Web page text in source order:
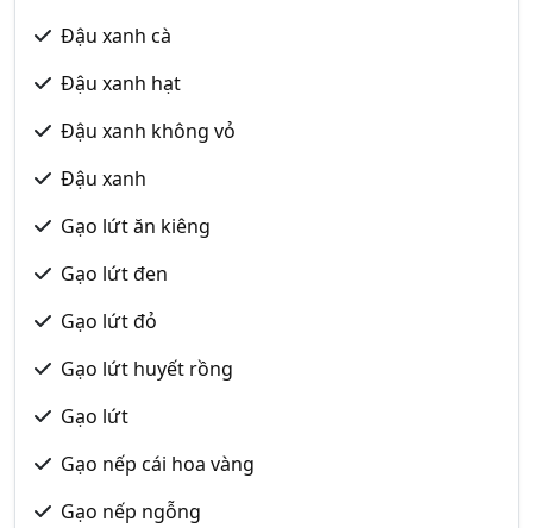
Đậu xanh cà
Đậu xanh hạt
Đậu xanh không vỏ
Đậu xanh
Gạo lứt ăn kiêng
Gạo lứt đen
Gạo lứt đỏ
Gạo lứt huyết rồng
Gạo lứt
Gạo nếp cái hoa vàng
Gạo nếp ngỗng